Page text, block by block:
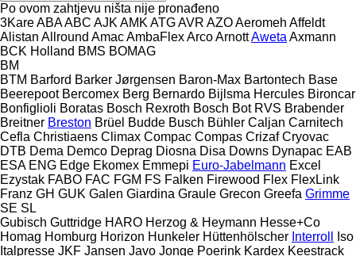
Po ovom zahtjevu ništa nije pronađeno
3KareABAABC AJK AMK ATGAVR AZOAeromeh Affeldt
Alistan Allround AmacAmbaFlexArcoArnottAweta Axmann
BCK Holland BMS BOMAG
BM
BTM Barford Barker Jørgensen Baron-Max Bartontech Base
Beerepoot Bercomex Berg Bernardo Bijlsma Hercules Bironcar
Bonfiglioli Boratas Bosch Rexroth Bosch Bot RVS Brabender
Breitner Breston Brüel Budde Busch Bühler Caljan Carnitech
Cefla Christiaens Climax Compac Compas Crizaf Cryovac
DTB Dema Demco Deprag Diosna Disa Downs Dynapac EAB
ESA ENG Edge Ekomex Emmepi Euro-Jabelmann Excel
Ezystak FABO FAC FGM FS Falken Firewood Flex FlexLink
Franz GH GUK Galen Giardina Graule Grecon Greefa Grimme
SE SL
Gubisch Guttridge HARO Herzog & Heymann Hesse+Co
Homag Homburg Horizon Hunkeler Hüttenhölscher Interroll
Iso
Italpresse JKF Jansen Javo Jonge Poerink Kardex Keestrack